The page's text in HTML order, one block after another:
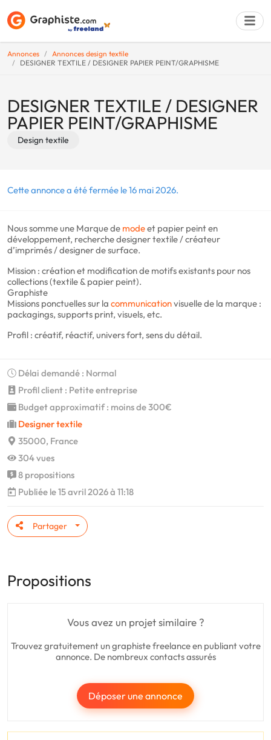
Annonces
Annonces design textile
DESIGNER TEXTILE / DESIGNER PAPIER PEINT/GRAPHISME
DESIGNER TEXTILE / DESIGNER
PAPIER PEINT/GRAPHISME
Design textile
Cette annonce a été fermée le 16 mai 2026.
Nous somme une Marque de modeet papier peint en
développement, recherche designer textile / créateur
d’imprimés / designer de surface.
Mission : création et modification de motifs existants pour nos
collections (textile & papier peint).
Graphiste
Missions ponctuelles sur la communicationvisuelle de la marque :
packagings, supports print, visuels, etc.
Profil : créatif, réactif, univers fort, sens du détail.
Délai demandé : Normal
Profil client : Petite entreprise
Budget approximatif : moins de 300€
Designer textile
35000, France
304 vues
8 propositions
Publiée le 15 avril 2026 à 11:18
Partager
Propositions
Vous avez un projet similaire ?
Trouvez gratuitement un graphiste freelance en publiant votre
annonce. De nombreux contacts assurés
Déposer une annonce